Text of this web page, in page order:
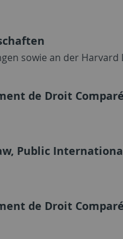
sowie an der Harvard
de Droit
Public
de Droit